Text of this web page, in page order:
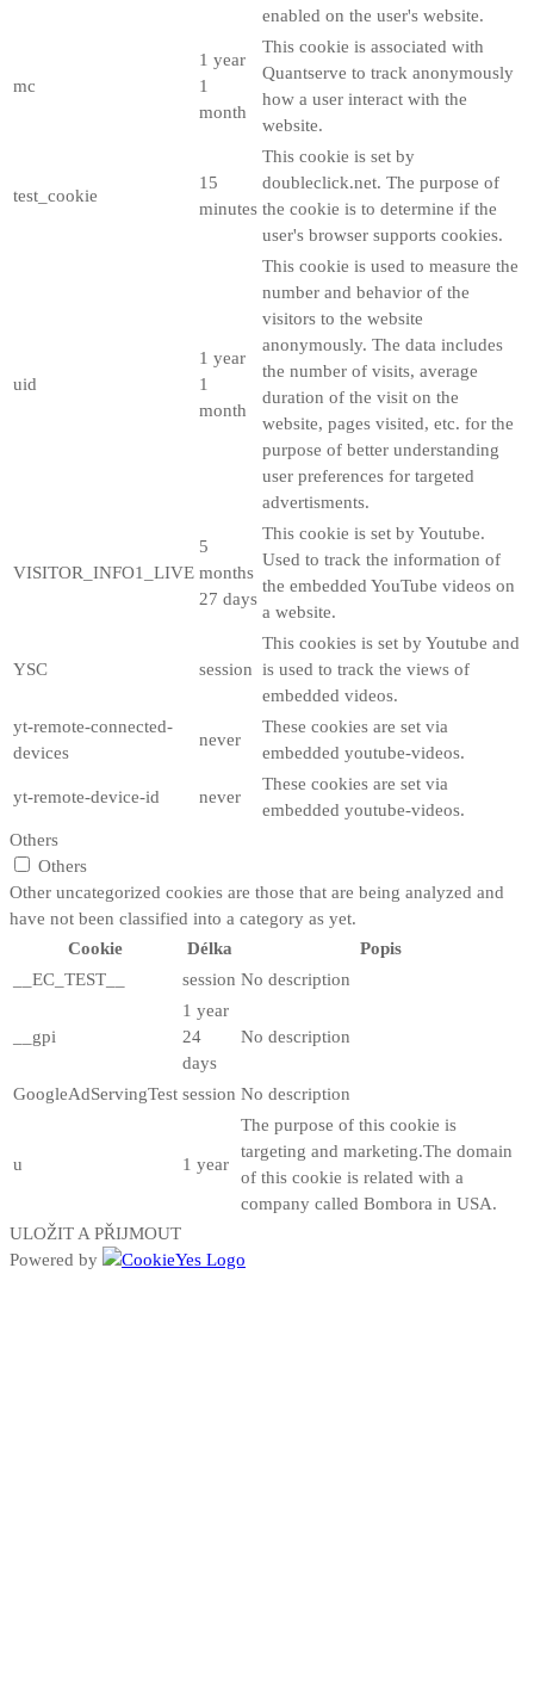
enabled on the user's website.
mc
1 year
1
month
This cookie is associated with
Quantserve to track anonymously
how a user interact with the
website.
test_cookie
15
minutes
This cookie is set by
doubleclick.net. The purpose of
the cookie is to determine if the
user's browser supports cookies.
uid
1 year
1
month
This cookie is used to measure the
number and behavior of the
visitors to the website
anonymously. The data includes
the number of visits, average
duration of the visit on the
website, pages visited, etc. for the
purpose of better understanding
user preferences for targeted
advertisments.
VISITOR_INFO1_LIVE
5
months
27 days
This cookie is set by Youtube.
Used to track the information of
the embedded YouTube videos on
a website.
YSC session
This cookies is set by Youtube and
is used to track the views of
embedded videos.
yt-remote-connected-
devices
never
These cookies are set via
embedded youtube-videos.
yt-remote-device-id never
These cookies are set via
embedded youtube-videos.
Others
Others
Other uncategorized cookies are those that are being analyzed and
have not been classified into a category as yet.
Cookie
Délka
Popis
__EC_TEST__
session No description
__gpi
1 year
24
days
No description
GoogleAdServingTest session No description
u 1 year
The purpose of this cookie is
targeting and marketing.The domain
of this cookie is related with a
company called Bombora in USA.
ULOŽIT A PŘIJMOUT
Powered by